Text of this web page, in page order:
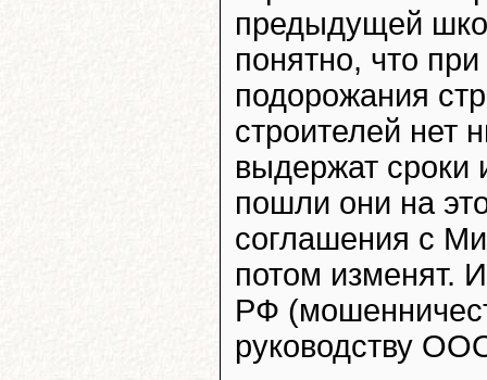
предыдущей
понятно, что
подорожания
строителей нет
выдержат сроки
пошли они на
соглашения с
потом изменят.
РФ
руководству